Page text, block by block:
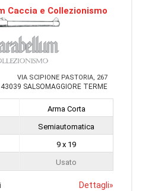
Caccia e Collezionismo
VIA SCIPIONE PASTORIA, 267
43039 SALSOMAGGIORE TERME
Arma Corta
Semiautomatica
9 x 19
Usato
Dettagli»